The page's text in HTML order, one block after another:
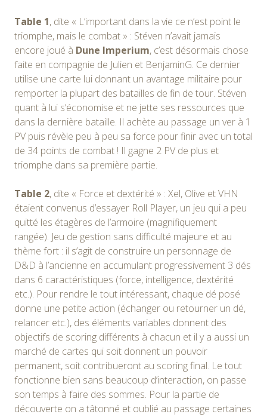
Table 1, dite « L’important dans la vie ce n’est point le
triomphe, mais le combat » : Stéven n’avait jamais
encore joué à Dune Imperium, c’est désormais chose
faite en compagnie de Julien et BenjaminG. Ce dernier
utilise une carte lui donnant un avantage militaire pour
remporter la plupart des batailles de fin de tour. Stéven
quant à lui s’économise et ne jette ses ressources que
dans la dernière bataille. Il achète au passage un ver à 1
PV puis révèle peu à peu sa force pour finir avec un total
de 34 points de combat ! Il gagne 2 PV de plus et
triomphe dans sa première partie.
Table 2, dite « Force et dextérité » : Xel, Olive et VHN
étaient convenus d’essayer Roll Player, un jeu qui a peu
quitté les étagères de l’armoire (magnifiquement
rangée). Jeu de gestion sans difficulté majeure et au
thème fort : il s’agit de construire un personnage de
D&D à l’ancienne en accumulant progressivement 3 dés
dans 6 caractéristiques (force, intelligence, dextérité
etc.). Pour rendre le tout intéressant, chaque dé posé
donne une petite action (échanger ou retourner un dé,
relancer etc.), des éléments variables donnent des
objectifs de scoring différents à chacun et il y a aussi un
marché de cartes qui soit donnent un pouvoir
permanent, soit contribueront au scoring final. Le tout
fonctionne bien sans beaucoup d’interaction, on passe
son temps à faire des sommes. Pour la partie de
découverte on a tâtonné et oublié au passage certaines